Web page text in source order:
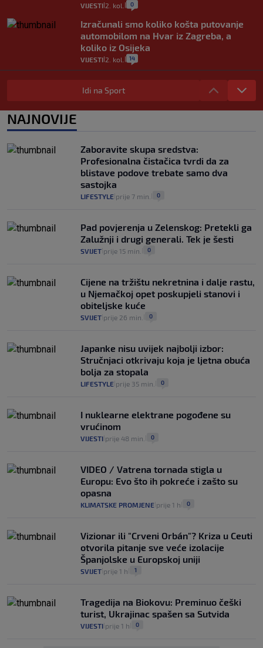
VIJESTI 2. kol. 0
Izračunali smo koliko košta putovanje
automobilom na Hvar iz Zagreba, a
koliko iz Osijeka
VIJESTI 2. kol. 14
"Kći je otišla na more, a zaboravila
zdravstvenu iskaznicu". Kakva su prava
pacijenata izvan mjesta prebivališta?
1
Plenković na 15 dana ukine mjere: "Ne bi
se dogodilo ništa. Vlada se zaljubila u te
intervencije"
30. srp. 25
Idi na Sport
NAJNOVIJE
Zaboravite skupa sredstva:
Profesionalna čistačica tvrdi da za
blistave podove trebate samo dva
sastojka
LIFESTYLE prije 7 min. 0
Pad povjerenja u Zelenskog: Pretekli ga
Zalužnji i drugi generali. Tek je šesti
SVIJET prije 15 min. 0
Cijene na tržištu nekretnina i dalje rastu,
u Njemačkoj opet poskupjeli stanovi i
obiteljske kuće
SVIJET prije 26 min. 0
Japanke nisu uvijek najbolji izbor:
Stručnjaci otkrivaju koja je ljetna obuća
bolja za stopala
LIFESTYLE prije 35 min. 0
I nuklearne elektrane pogođene su
vrućinom
VIJESTI prije 48 min. 0
VIDEO / Vatrena tornada stigla u
Europu: Evo što ih pokreće i zašto su
opasna
KLIMATSKE PROMJENE prije 1 h 0
Vizionar ili "Crveni Orbán"? Kriza u Ceuti
otvorila pitanje sve veće izolacije
Španjolske u Europskoj uniji
SVIJET prije 1 h 1
Tragedija na Biokovu: Preminuo češki
turist, Ukrajinac spašen sa Sutvida
VIJESTI prije 1 h 0